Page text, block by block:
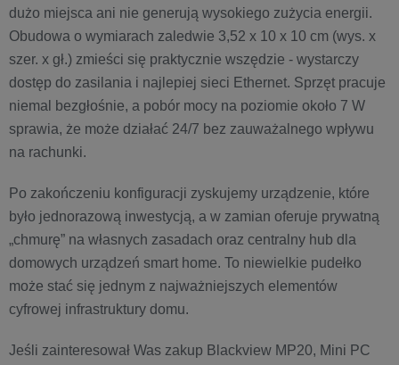
dużo miejsca ani nie generują wysokiego zużycia energii.
Obudowa o wymiarach zaledwie 3,52 x 10 x 10 cm (wys. x
szer. x gł.) zmieści się praktycznie wszędzie - wystarczy
dostęp do zasilania i najlepiej sieci Ethernet. Sprzęt pracuje
niemal bezgłośnie, a pobór mocy na poziomie około 7 W
sprawia, że może działać 24/7 bez zauważalnego wpływu
na rachunki.
Po zakończeniu konfiguracji zyskujemy urządzenie, które
było jednorazową inwestycją, a w zamian oferuje prywatną
„chmurę” na własnych zasadach oraz centralny hub dla
domowych urządzeń smart home. To niewielkie pudełko
może stać się jednym z najważniejszych elementów
cyfrowej infrastruktury domu.
Jeśli zainteresował Was zakup Blackview MP20, Mini PC